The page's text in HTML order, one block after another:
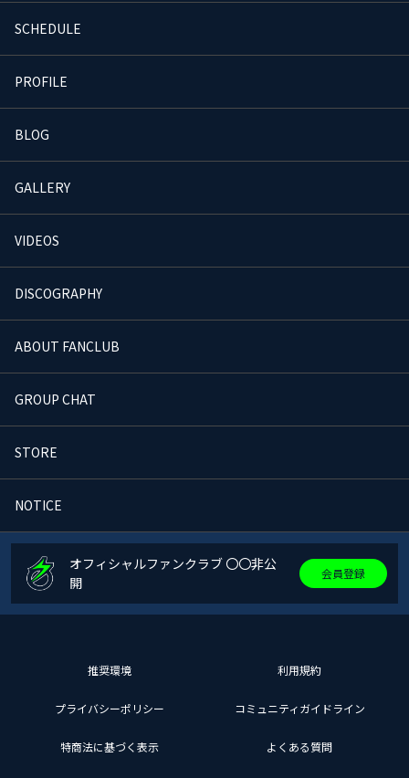
SCHEDULE
PROFILE
BLOG
GALLERY
VIDEOS
DISCOGRAPHY
ABOUT FANCLUB
GROUP CHAT
STORE
NOTICE
オフィシャルファンクラブ 〇〇非公
開
会員登録
推奨環境 利用規約
プライバシーポリシー コミュニティガイドライン
特商法に基づく表示 よくある質問